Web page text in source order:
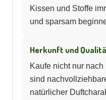
Kissen und Stoffe
und sparsam
Herkunft und
Kaufe nicht nur
sind
natürlicher